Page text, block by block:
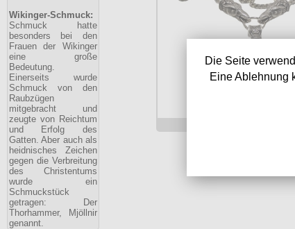
Wikinger-Schmuck:
Schmuck hatte
besonders bei den
Frauen der Wikinger
eine große
Bedeutung.
Einerseits wurde
Schmuck von den
Raubzügen
mitgebracht und
zeugte von Reichtum
und Erfolg des
Gatten. Aber auch als
heidnisches Zeichen
gegen die Verbreitung
des Christentums
wurde ein
Schmuckstück
getragen: Der
Thorhammer, Mjöllnir
genannt.
Die Seite
Eine Ablehnung